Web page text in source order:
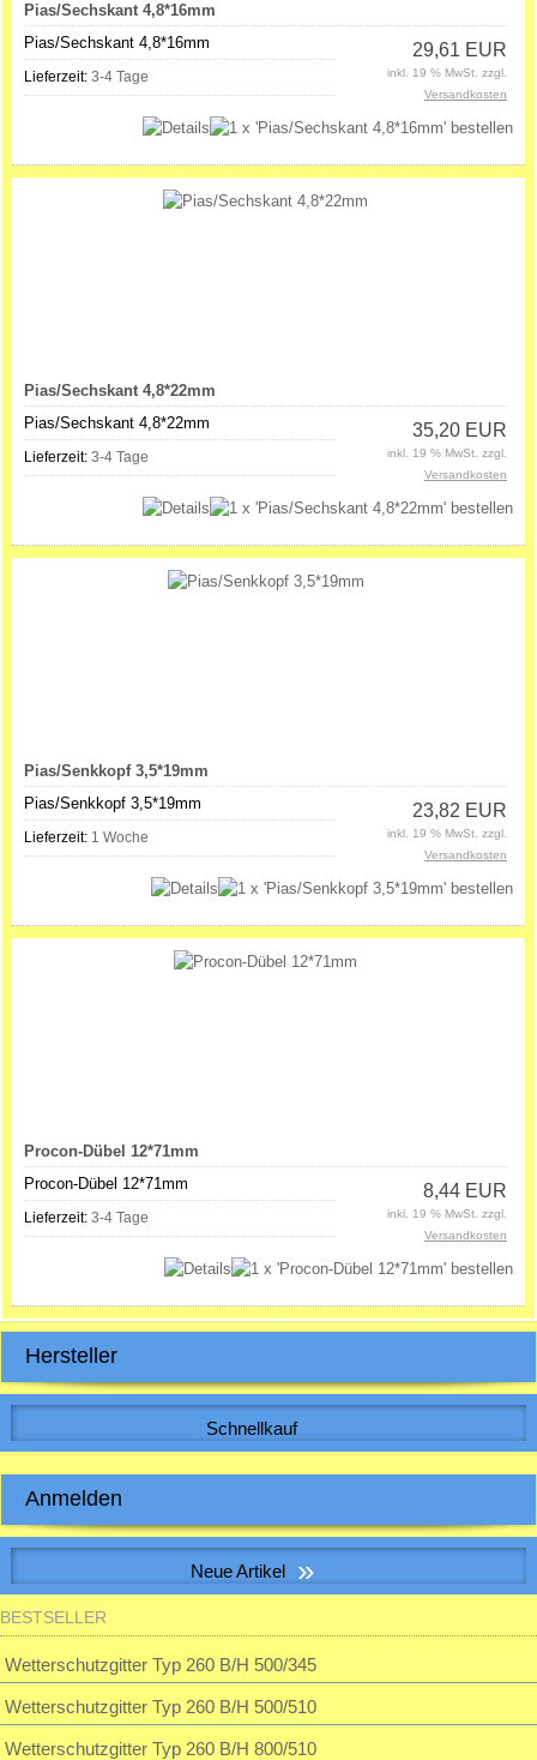
Pias/Sechskant 4,8*16mm
Pias/Sechskant 4,8*16mm
Lieferzeit: 3-4 Tage
29,61 EUR
inkl. 19 % MwSt. zzgl.
Versandkosten
Pias/Sechskant 4,8*22mm
Pias/Sechskant 4,8*22mm
Lieferzeit: 3-4 Tage
35,20 EUR
inkl. 19 % MwSt. zzgl.
Versandkosten
Pias/Senkkopf 3,5*19mm
Pias/Senkkopf 3,5*19mm
Lieferzeit: 1 Woche
23,82 EUR
inkl. 19 % MwSt. zzgl.
Versandkosten
Procon-Dübel 12*71mm
Procon-Dübel 12*71mm
Lieferzeit: 3-4 Tage
8,44 EUR
inkl. 19 % MwSt. zzgl.
Versandkosten
Hersteller
Schnellkauf
Anmelden
E-Mail-Adresse:
Passwort:
Passwort vergessen?
Neue Artikel »
Muffe f. Erdwärmetauscherrohr inkl. 2 Dichtungen
inkl. 19 % MwSt. zzgl.
BESTSELLER
Wetterschutzgitter Typ 260 B/H 500/345
Wetterschutzgitter Typ 260 B/H 500/510
Wetterschutzgitter Typ 260 B/H 800/510